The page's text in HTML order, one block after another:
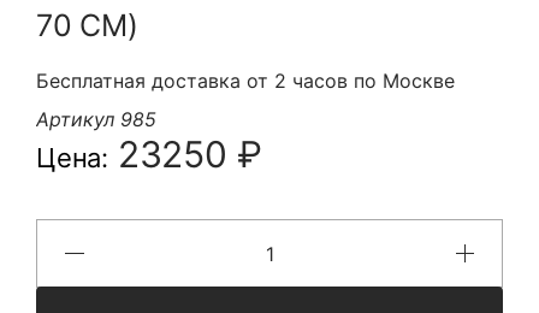
70 СМ)
Бесплатная доставка от 2 часов по Москве
Артикул 985
Цена: 23250 ₽